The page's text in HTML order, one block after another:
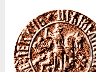
Полушка
Полполушки
Пробные